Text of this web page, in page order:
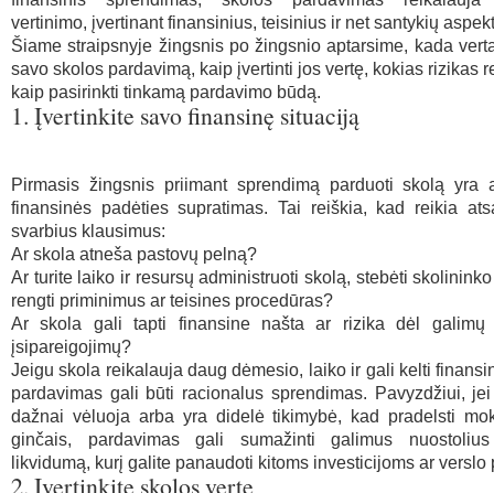
vertinimo, įvertinant finansinius, teisinius ir net santykių
Šiame straipsnyje žingsnis po žingsnio aptarsime, kada
savo skolos pardavimą, kaip įvertinti jos vertę, kokias rizikas
kaip pasirinkti tinkamą pardavimo būdą.
1. Įvertinkite savo finansinę situaciją
Pirmasis žingsnis priimant sprendimą parduoti skolą yra
finansinės padėties supratimas. Tai reiškia, kad reikia
svarbius klausimus:
Ar skola atneša pastovų pelną?
Ar turite laiko ir resursų administruoti skolą, stebėti
rengti priminimus ar teisines procedūras?
Ar skola gali tapti finansine našta ar rizika dėl galimų
įsipareigojimų?
Jeigu skola reikalauja daug dėmesio, laiko ir gali kelti
pardavimas gali būti racionalus sprendimas. Pavyzdžiui,
dažnai vėluoja arba yra didelė tikimybė, kad pradelsti
ginčais, pardavimas gali sumažinti galimus
likvidumą, kurį galite panaudoti kitoms investicijoms ar verslo
2. Įvertinkite skolos vertę